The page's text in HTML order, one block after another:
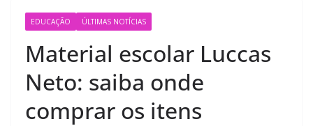
EDUCAÇÃO ÚLTIMAS NOTÍCIAS
Material escolar Luccas
Neto: saiba onde
comprar os itens